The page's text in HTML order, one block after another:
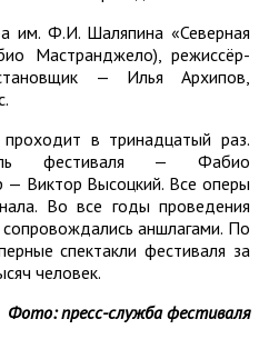
им. Ф.И. Шаляпина «Северная
Мастранджело), режиссёр-
— Илья Архипов,
в тринадцатый раз.
фестиваля — Фабио
Виктор Высоцкий. Все оперы
Во все годы проведения
аншлагами. По
спектакли фестиваля за
человек.
Фото: пресс-служба фестиваля